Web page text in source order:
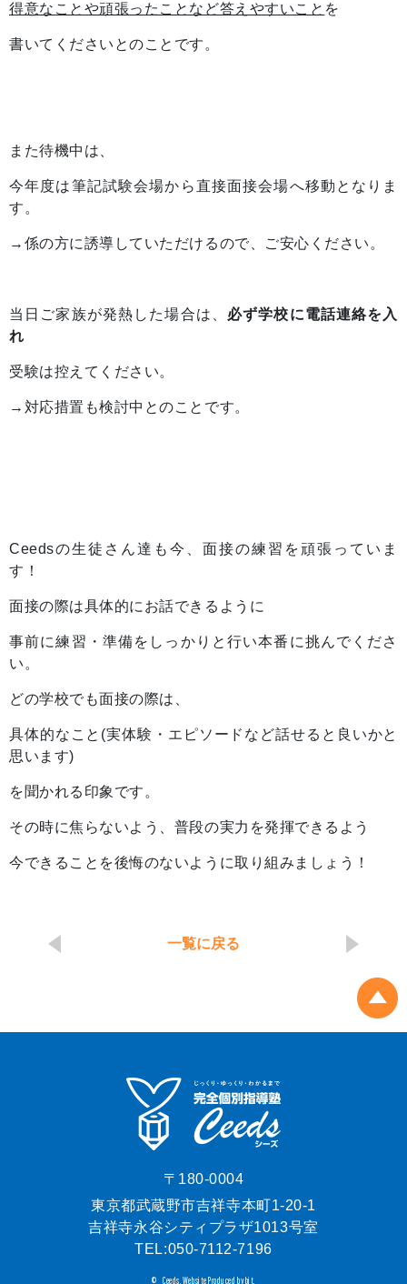
得意なことや頑張ったことなど答えやすいこと を
書いてくださいとのことです。
また待機中は、
今年度は筆記試験会場から直接面接会場へ移動となりま
す。
→係の方に誘導していただけるので、ご安心ください。
当日ご家族が発熱した場合は、 必ず学校に電話連絡を入
れ
受験は控えてください。
→対応措置も検討中とのことです。
Ceedsの生徒さん達も今、面接の練習を頑張っていま
す！
面接の際は具体的にお話できるように
事前に練習・準備をしっかりと行い本番に挑んでくださ
い。
どの学校でも面接の際は、
具体的なこと(実体験・エピソードなど話せると良いかと
思います)
を聞かれる印象です。
その時に焦らないよう、普段の実力を発揮できるよう
今できることを後悔のないように取り組みましょう！
一覧に戻る
〒180-0004
東京都武蔵野市吉祥寺本町1-20-1
吉祥寺永谷シティプラザ1013号室
TEL:050-7112-7196
© Ceeds. Website Produced by bit.